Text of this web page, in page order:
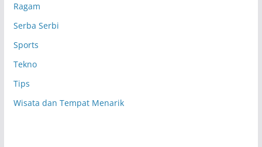
Ragam
Serba Serbi
Sports
Tekno
Tips
Wisata dan Tempat Menarik